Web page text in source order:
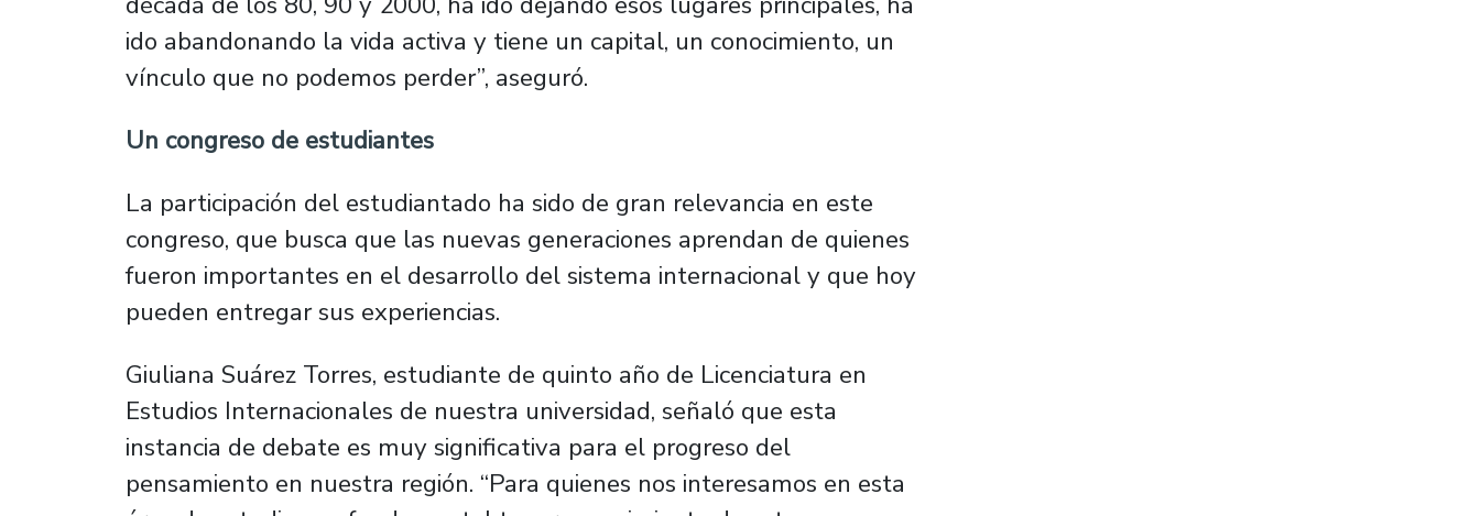
ido abandonando la vida activa y tiene un capital, un conocimiento, un
vínculo que no podemos perder”, aseguró.
Un congreso de estudiantes
La participación del estudiantado ha sido de gran relevancia en este
congreso, que busca que las nuevas generaciones aprendan de quienes
fueron importantes en el desarrollo del sistema internacional y que hoy
pueden entregar sus experiencias.
Giuliana Suárez Torres, estudiante de quinto año de Licenciatura en
Estudios Internacionales de nuestra universidad, señaló que esta
instancia de debate es muy significativa para el progreso del
pensamiento en nuestra región. “Para quienes nos interesamos en esta